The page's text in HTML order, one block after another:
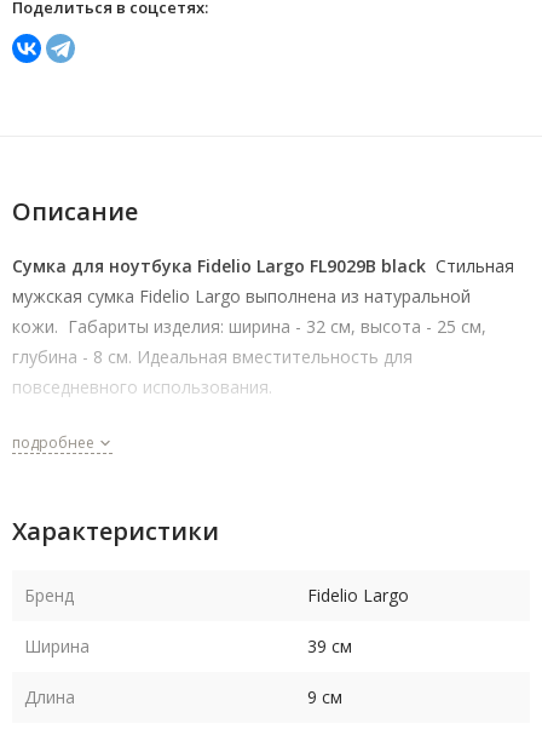
Поделиться в соцсетях:
Описание
Сумка для ноутбука Fidelio Largo FL9029B black Стильная
мужская сумка Fidelio Largo выполнена из натуральной
кожи. Габариты изделия: ширина - 32 см, высота - 25 см,
глубина - 8 см. Идеальная вместительность для
повседневного использования.
подробнее
Характеристики
Бренд Fidelio Largo
Ширина 39 см
Длина 9 см